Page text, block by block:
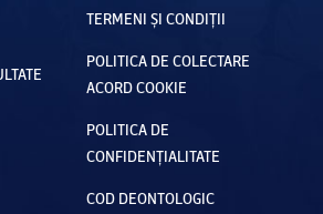
TERMENI ȘI CONDIȚII
POLITICA DE COLECTARE
ACORD COOKIE
POLITICA DE
CONFIDENȚIALITATE
COD DEONTOLOGIC